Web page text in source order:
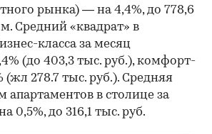
рынка) — на 4,4%, до 778,6
м. Средний «квадрат» в
класса за месяц
(до 403,3 тыс. руб.), комфорт-
(жл 278.7 тыс. руб.). Средняя
апартаментов в столице за
0,5%, до 316,1 тыс. руб.